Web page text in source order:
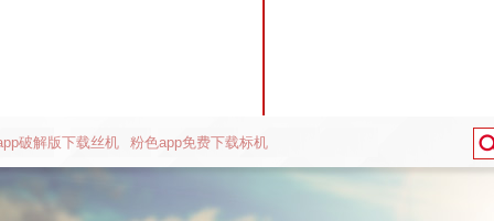
破解版下载丝机 粉色app免费下载标机